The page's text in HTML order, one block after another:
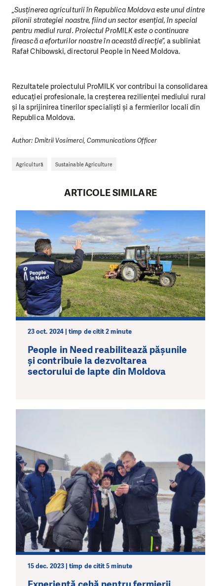
„Susținerea agriculturii în Republica Moldova este unul dintre
pilonii strategiei noastre, fiind un sector esențial, în special
pentru mediul rural. Proiectul ProMILK este o continuare
firească a eforturilor noastre în această direcție”,a subliniat
Rafał Chibowski, directorul People in Need Moldova.
Rezultatele proiectului ProMILK vor contribui la consolidarea
educației profesionale, la creșterea rezilienței mediului rural
și la sprijinirea tinerilor specialiști și a fermierilor locali din
Republica Moldova.
Author: Dmitrii Vosimerci, Communications Officer
Agricultură Sustainable Agriculture
ARTICOLE SIMILARE
23 oct. 2024 | timp de citit 2 minute
People in Need reabilitează pășunile
și contribuie la dezvoltarea
sectorului de lapte din Moldova
15 dec. 2023 | timp de citit 5 minute